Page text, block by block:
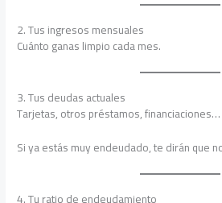
2. Tus ingresos mensuales
Cuánto ganas limpio cada mes.
3. Tus deudas actuales
Tarjetas, otros préstamos, financiaciones…
Si ya estás muy endeudado, te dirán que
4. Tu ratio de endeudamiento